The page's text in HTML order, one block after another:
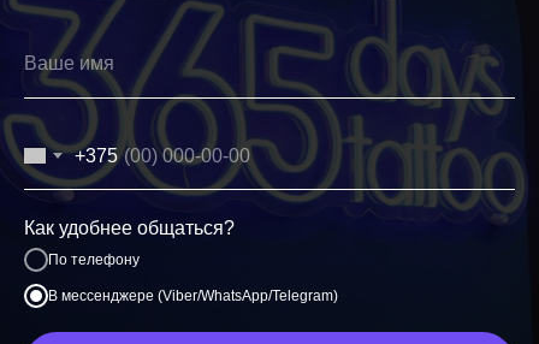
+375
Как удобнее общаться?
По телефону
В мессенджере (Viber/WhatsApp/Telegram)